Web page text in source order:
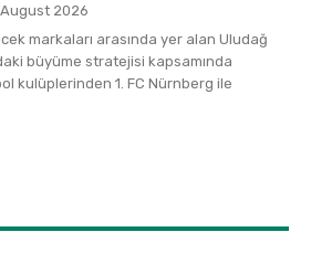
2026
büyüme stratejisi kapsamında
kulüplerinden 1. FC Nürnberg ile